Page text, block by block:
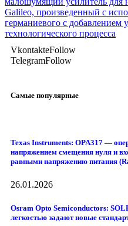
Galileo, произведенный с
германиевого с добавлением
технологического процесса
VkontakteFollow
TelegramFollow
Самые популярные
Texas Instruments: OPA317 —
напряжением смещения нуля и
равными напряжению питания
26.01.2026
Osram Opto Semiconductors:
легкостью задают новые